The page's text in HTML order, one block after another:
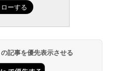
記事を優先表示させる